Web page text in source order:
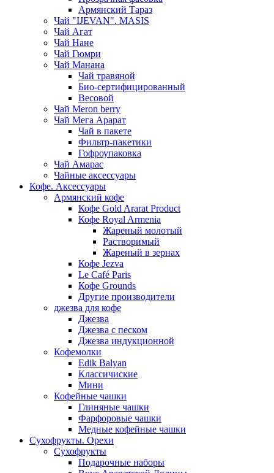
Армянский Тараз
Чай "IJEVAN". MASIS
Чай Агат
Чай Нане
Чай Гюмри
Чай Манана
Чай травяной
Био-сертифицированный
Весовой
Чай Meron berry
Чай Мега Арарат
Чай в пакете
Фильтр-пакетики
Гофроупаковка
Чай Амарас
Чайные аксессуары
Кофе. Аксессуары
Армянский кофе
Кофе Gold Ararat Product
Кофе Royal Armenia
Жареный молотый
Растворимый
Жареный в зернах
Кофе Jezva
Le Café Paris
Кофе Grounds
Другие производители
джезва для кофе
Джезва
Джезва с песком
Джезва индукционной
Кофемолки
Edik Balyan
Классичиские
Мини
Кофейные чашки
Глиняные чашки
Фарфоровые чашки
Медные кофейные чашки
Сухофрукты. Орехи
Сухофрукты
Подарочные наборы